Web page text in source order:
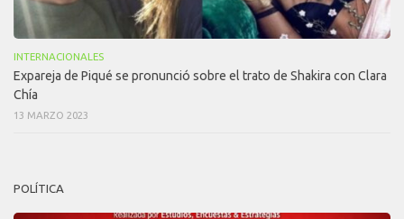
INTERNACIONALES
Expareja de Piqué se pronunció sobre el trato de Shakira con Clara
Chía
13 MARZO 2023
POLÍTICA